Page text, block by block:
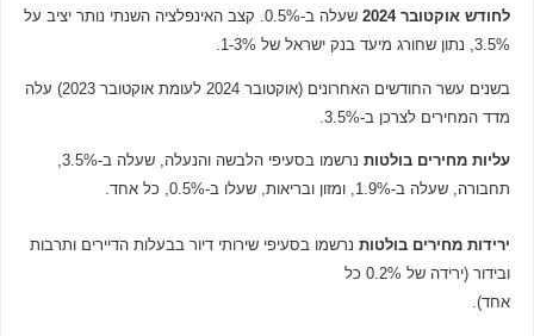
לחודש אוקטובר 2024
שעלה ב-0.5%. קצב האינפלציה השנתי נותר יציב על
3.5%, נתון שחורג מיעד בנק ישראל של 1-3%.
בשנים עשר החודשים האחרונים (אוקטובר 2024 לעומת אוקטובר 2023) עלה
מדד המחירים לצרכן ב-3.5%.
עליות מחירים בולטות
נרשמו בסעיפי הלבשה והנעלה, שעלה ב-3.5%,
תחבורה, שעלה ב-1.9%, ומזון ובריאות, שעלו ב-0.5%, כל אחד.
ירידות מחירים בולטותנרשמו בסעיפי שירותי דיור בבעלות הדיירים ותרבות
ובידור (ירידה של 0.2% כל
אחד).